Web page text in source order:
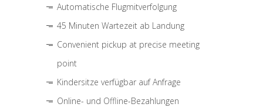
Automatische Flugmitverfolgung
45 Minuten Wartezeit ab Landung
Convenient pickup at precise meeting
point
Kindersitze verfügbar auf Anfrage
Online- und Offline-Bezahlungen